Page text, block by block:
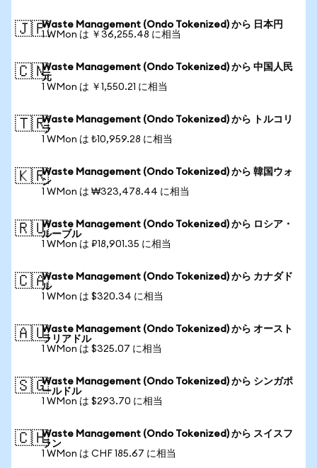
🇯🇵Waste Management (Ondo Tokenized) から 日本円
1 WMon は ￥36,255.48 に相当
🇨🇳Waste Management (Ondo Tokenized) から 中国人民
元
1 WMon は ￥1,550.21 に相当
🇹🇷Waste Management (Ondo Tokenized) から トルコリ
ラ
1 WMon は ₺10,959.28 に相当
🇰🇷Waste Management (Ondo Tokenized) から 韓国ウォ
ン
1 WMon は ₩323,478.44 に相当
🇷🇺Waste Management (Ondo Tokenized) から ロシア・
ルーブル
1 WMon は ₽18,901.35 に相当
🇨🇦Waste Management (Ondo Tokenized) から カナダド
ル
1 WMon は $320.34 に相当
🇦🇺Waste Management (Ondo Tokenized) から オースト
ラリアドル
1 WMon は $325.07 に相当
🇸🇬Waste Management (Ondo Tokenized) から シンガポ
ールドル
1 WMon は $293.70 に相当
🇨🇭Waste Management (Ondo Tokenized) から スイスフ
ラン
1 WMon は CHF 185.67 に相当